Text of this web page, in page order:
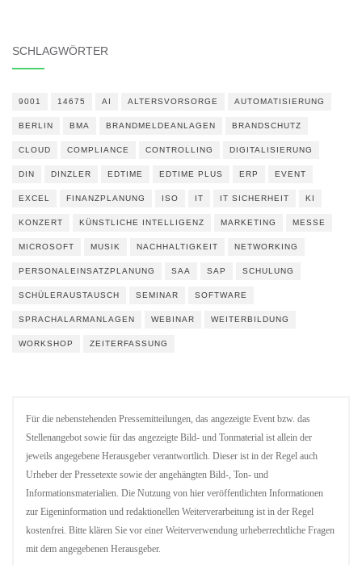
SCHLAGWÖRTER
9001 14675 AI ALTERSVORSORGE AUTOMATISIERUNG
BERLIN BMA BRANDMELDEANLAGEN BRANDSCHUTZ
CLOUD COMPLIANCE CONTROLLING DIGITALISIERUNG
DIN DINZLER EDTIME EDTIME PLUS ERP EVENT
EXCEL FINANZPLANUNG ISO IT IT SICHERHEIT KI
KONZERT KÜNSTLICHE INTELLIGENZ MARKETING MESSE
MICROSOFT MUSIK NACHHALTIGKEIT NETWORKING
PERSONALEINSATZPLANUNG SAA SAP SCHULUNG
SCHÜLERAUSTAUSCH SEMINAR SOFTWARE
SPRACHALARMANLAGEN WEBINAR WEITERBILDUNG
WORKSHOP ZEITERFASSUNG
Für die nebenstehenden Pressemitteilungen, das angezeigte Event bzw. das
Stellenangebot sowie für das angezeigte Bild- und Tonmaterial ist allein der
jeweils angegebene Herausgeber verantwortlich. Dieser ist in der Regel auch
Urheber der Pressetexte sowie der angehängten Bild-, Ton- und
Informationsmaterialien. Die Nutzung von hier veröffentlichten Informationen
zur Eigeninformation und redaktionellen Weiterverarbeitung ist in der Regel
kostenfrei. Bitte klären Sie vor einer Weiterverwendung urheberrechtliche Fragen
mit dem angegebenen Herausgeber.